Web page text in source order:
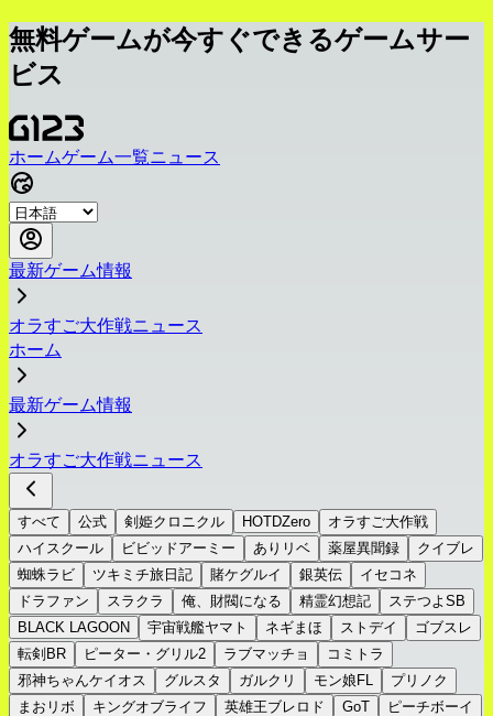
無料ゲームが今すぐできるゲームサー
ビス
ホームゲーム一覧ニュース
最新ゲーム情報
オラすご大作戦ニュース
ホーム
最新ゲーム情報
オラすご大作戦ニュース
すべて 公式 剣姫クロニクル HOTDZero
オラすご大作戦
ハイスクール
ビビッドアーミー ありリベ 薬屋異聞録
クイブレ
蜘蛛ラビ
ツキミチ旅日記 賭ケグルイ 銀英伝
イセコネ
ドラファン
スラクラ 俺、財閥になる 精霊幻想記
ステつよSB
BLACK LAGOON
宇宙戦艦ヤマト ネギまほ ストデイ
ゴブスレ
転剣BR
ピーター・グリル2 ラブマッチョ
コミトラ
邪神ちゃんケイオス
グルスタ ガルクリ モン娘FL
プリノク
まおリボ
キングオブライフ 英雄王ブレロド GoT
ピーチボーイ